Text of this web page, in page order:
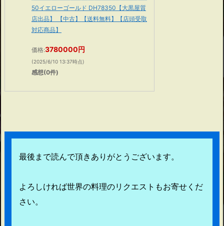
50イエローゴールド DH78350【大黒屋質
店出品】 【中古】【送料無料】【店頭受取
対応商品】
価格:3780000円
(2025/6/10 13:37時点)
感想(0件)
最後まで読んで頂きありがとうございます。
よろしければ世界の料理のリクエストもお寄せくだ
さい。